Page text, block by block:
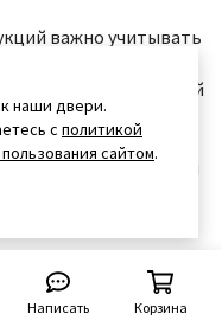
важно учитывать
практичных
до моделей
компании Дверцов
комфорта, стиля и
службы и
Написать Корзина
наши двери.
с политикой
сайтом.